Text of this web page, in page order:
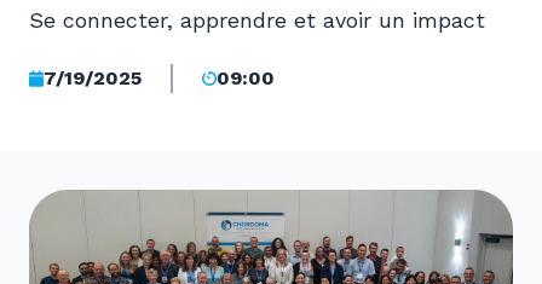
Se connecter, apprendre et avoir un impact
7/19/2025 09:00